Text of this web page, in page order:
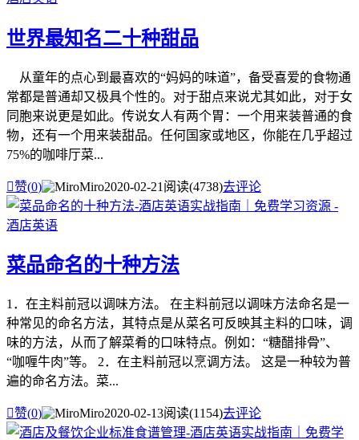
世界最知名二十种甜品
从童年的点心到最喜欢的“妈妈的味道”，备受喜爱的食物通
常都是普通却又极具个性的。对于甜点来说尤其如此，对于女
同胞来说更是如此。传说女人有两个胃：一个用来装普通的食
物，还有一个用来装甜品。任何国家或地区，你能在几乎超过
75%的咖啡厅菜...
赞(0) Miro2020-02-21 阅读(4738)去评论
菜品命名的十种方法
1．在主料前冠以调味方法。 在主料前冠以调味方法命名是一
种常见的命名方法，其特点是从菜名可反映其主料的口味，调
味的方法，从而了解菜肴的口味特点。例如：“糖醋排骨”、
“咖喱牛肉”等。 2．在主料前冠以烹调方法。 这是一种较为普
遍的命名方法。菜...
赞(0) Miro2020-02-13阅读(1154)去评论